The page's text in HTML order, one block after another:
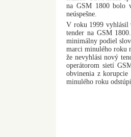
na GSM 1800 bolo
neúspešne.
V roku 1999 vyhlásil
tender na GSM
minimálny podiel
marci minulého roku
že nevyhlási nový
operátorom sietí
obvinenia z korupcie
minulého roku